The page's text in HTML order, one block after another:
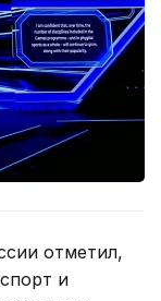
отметил,
и